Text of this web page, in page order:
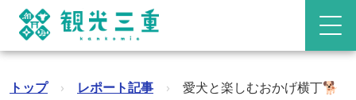
トップ › レポート記事 ›
愛犬と楽しむおかげ横丁🐕